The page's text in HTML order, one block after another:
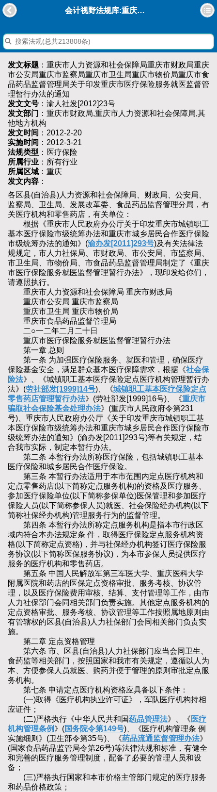
会计视野法规库:重庆市人力资源和社会保障局重庆市财政局重庆市公安局重庆市监察局重庆市卫生局重庆市物价局重庆市食品药品监督管理局关于印发重庆市医疗保险服务就医监督管理暂行办法的通知
发文标题 ：重庆市人力资源和社会保障局重庆市财政局重庆
市公安局重庆市监察局重庆市卫生局重庆市物价局重庆市食
品药品监督管理局关于印发重庆市医疗保险服务就医监督管
理暂行办法的通知
发文文号 ：渝人社发[2012]23号
发文部门 ：重庆市财政局,重庆市人力资源和社会保障局,其
他地方机构
发文时间 ：2012-2-20
实施时间 ：2012-3-21
法规类型 ：医疗保险
所属行业 ：所有行业
所属区域 ：重庆
发文内容 ：
各区县(自治县)人力资源和社会保障局、财政局、公安局、
监察局、卫生局、发展改革委、食品药品监督管理分局，有
关医疗机构和零售药店，有关单位：
根据《重庆市人民政府办公厅关于印发重庆市城镇职工
基本医疗保险市级统筹办法和重庆市城乡居民合作医疗保险
市级统筹办法的通知》(渝办发[2011]293号)及有关法律法
规规定，市人力社保局、市财政局、市公安局、市监察局、
市卫生局、市物价局、市食品药品监督管理局制定了《重庆
市医疗保险服务就医监督管理暂行办法》，现印发给你们，
请遵照执行。
重庆市人力资源和社会保障局 重庆市财政局
重庆市公安局 重庆市监察局
重庆市卫生局 重庆市物价局
重庆市食品药品监督管理局
二○一二年二月二十日
重庆市医疗保险服务就医监督管理暂行办法
第一章 总则
第一条 为加强医疗保险服务、就医和管理，确保医疗
保险基金安全，满足群众基本医疗保障需求，根据《社会保
险法》、《城镇职工基本医疗保险定点医疗机构管理暂行办
法》(劳社部发[1999]14号)、《城镇职工基本医疗保险定点
零售药店管理暂行办法》(劳社部发[1999]16号)、《重庆市
骗取社会保险基金处理办法》(重庆市人民政府令第231
号)、重庆市人民政府办公厅《关于印发重庆市城镇职工基
本医疗保险市级统筹办法和重庆市城乡居民合作医疗保险市
级统筹办法的通知》(渝办发[2011]293号)等有关规定，结
合我市实际，制定本暂行办法。
第二条 本暂行办法所称医疗保险，包括城镇职工基本
医疗保险和城乡居民合作医疗保险。
第三条 本暂行办法适用于本市范围内定点医疗机构和
定点零售药店(以下简称定点服务机构)的资格及医疗服务、
参加医疗保险单位(以下简称参保单位)医保管理和参加医疗
保险人员(以下简称参保人员)就医、社会保险经办机构(以下
简称社保经办机构)管理服务行为的监督管理。
第四条 本暂行办法所称定点服务机构是指本市行政区
域内符合本办法规定条 件，取得医疗保险定点服务机构资
格(以下简称定点资格)，并与社保经办机构签订医疗保险服
务协议(以下简称医保服务协议)，为本市参保人员提供医疗
服务的医疗机构和零售药店。
第五条 中国人民解放军第三军医大学、重庆医科大学
附属医院和药店的医保定点资格审批、服务考核、协议管
理，以及医疗保险费用审核、结算、支付管理等工作，由市
人力社保部门会同相关部门负责实施。其他定点服务机构的
定点资格审批、服务考核、协议管理等工作按照属地原则由
有管辖权的区县(自治县)人力社保部门会同相关部门负责实
施。
第二章 定点资格管理
第六条 市、区县(自治县)人力社保部门应当会同卫生、
食药监等相关部门，按照国家和我市有关规定，遵循以人为
本、方便参保人员就医、购药并便于管理的原则审批定点服
务机构。
第七条 申请定点医疗机构资格应具备以下条件：
(一)取得《医疗机构执业许可证》，军队医疗机构持相
应证件；
(二)严格执行《中华人民共和国药品管理法》、《 医疗
机构管理条例 》(国务院令第149号)、《医疗机构管理条 例
实施细则》(卫生部令第35号)、《药品流通监督管理办法》
(国家食品药品监管局令第26号)等法律法规和标准，有健全
和完善的医疗服务管理制度，配备了必要的管理人员和设
备；
(三)严格执行国家和本市价格主管部门规定的医疗服务
和药品价格政策；